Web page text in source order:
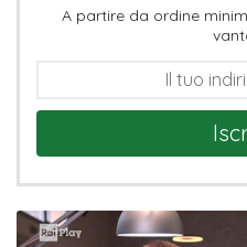
A partire da ordine